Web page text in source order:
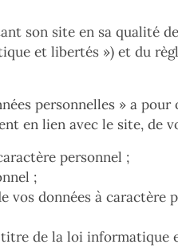
son site en sa qualité
et libertés ») et du
personnelles » a
en lien avec le site, de
personnel ;
;
données à caractère
de la loi informatique